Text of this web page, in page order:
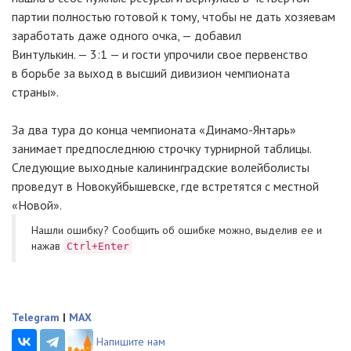
партии полностью готовой к тому, чтобы не дать хозяевам
заработать даже одного очка, — добавил
Винтулькин. — 3:1 — и гости упрочили свое первенство
в борьбе за выход в высший дивизион чемпионата
страны».
За два тура до конца чемпионата «Динамо-Янтарь»
занимает предпоследнюю строчку турнирной таблицы.
Следующие выходные калининградские волейболисты
проведут в Новокуйбышевске, где встретятся с местной
«Новой».
Нашли ошибку? Cообщить об ошибке можно, выделив ее и
нажав
Ctrl+Enter
Telegram | MAX
Напишите нам